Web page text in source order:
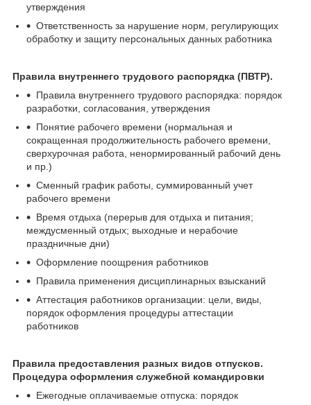
утверждения
Ответственность за нарушение норм, регулирующих
обработку и защиту персональных данных работника
Правила внутреннего трудового распорядка (ПВТР).
Правила внутреннего трудового распорядка: порядок
разработки, согласования, утверждения
Понятие рабочего времени (нормальная и
сокращенная продолжительность рабочего времени,
сверхурочная работа, ненормированный рабочий день
и пр.)
Сменный график работы, суммированный учет
рабочего времени
Время отдыха (перерыв для отдыха и питания;
междусменный отдых; выходные и нерабочие
праздничные дни)
Оформление поощрения работников
Правила применения дисциплинарных взысканий
Аттестация работников организации: цели, виды,
порядок оформления процедуры аттестации
работников
Правила предоставления разных видов отпусков.
Процедура оформления служебной командировки
Ежегодные оплачиваемые отпуска: порядок